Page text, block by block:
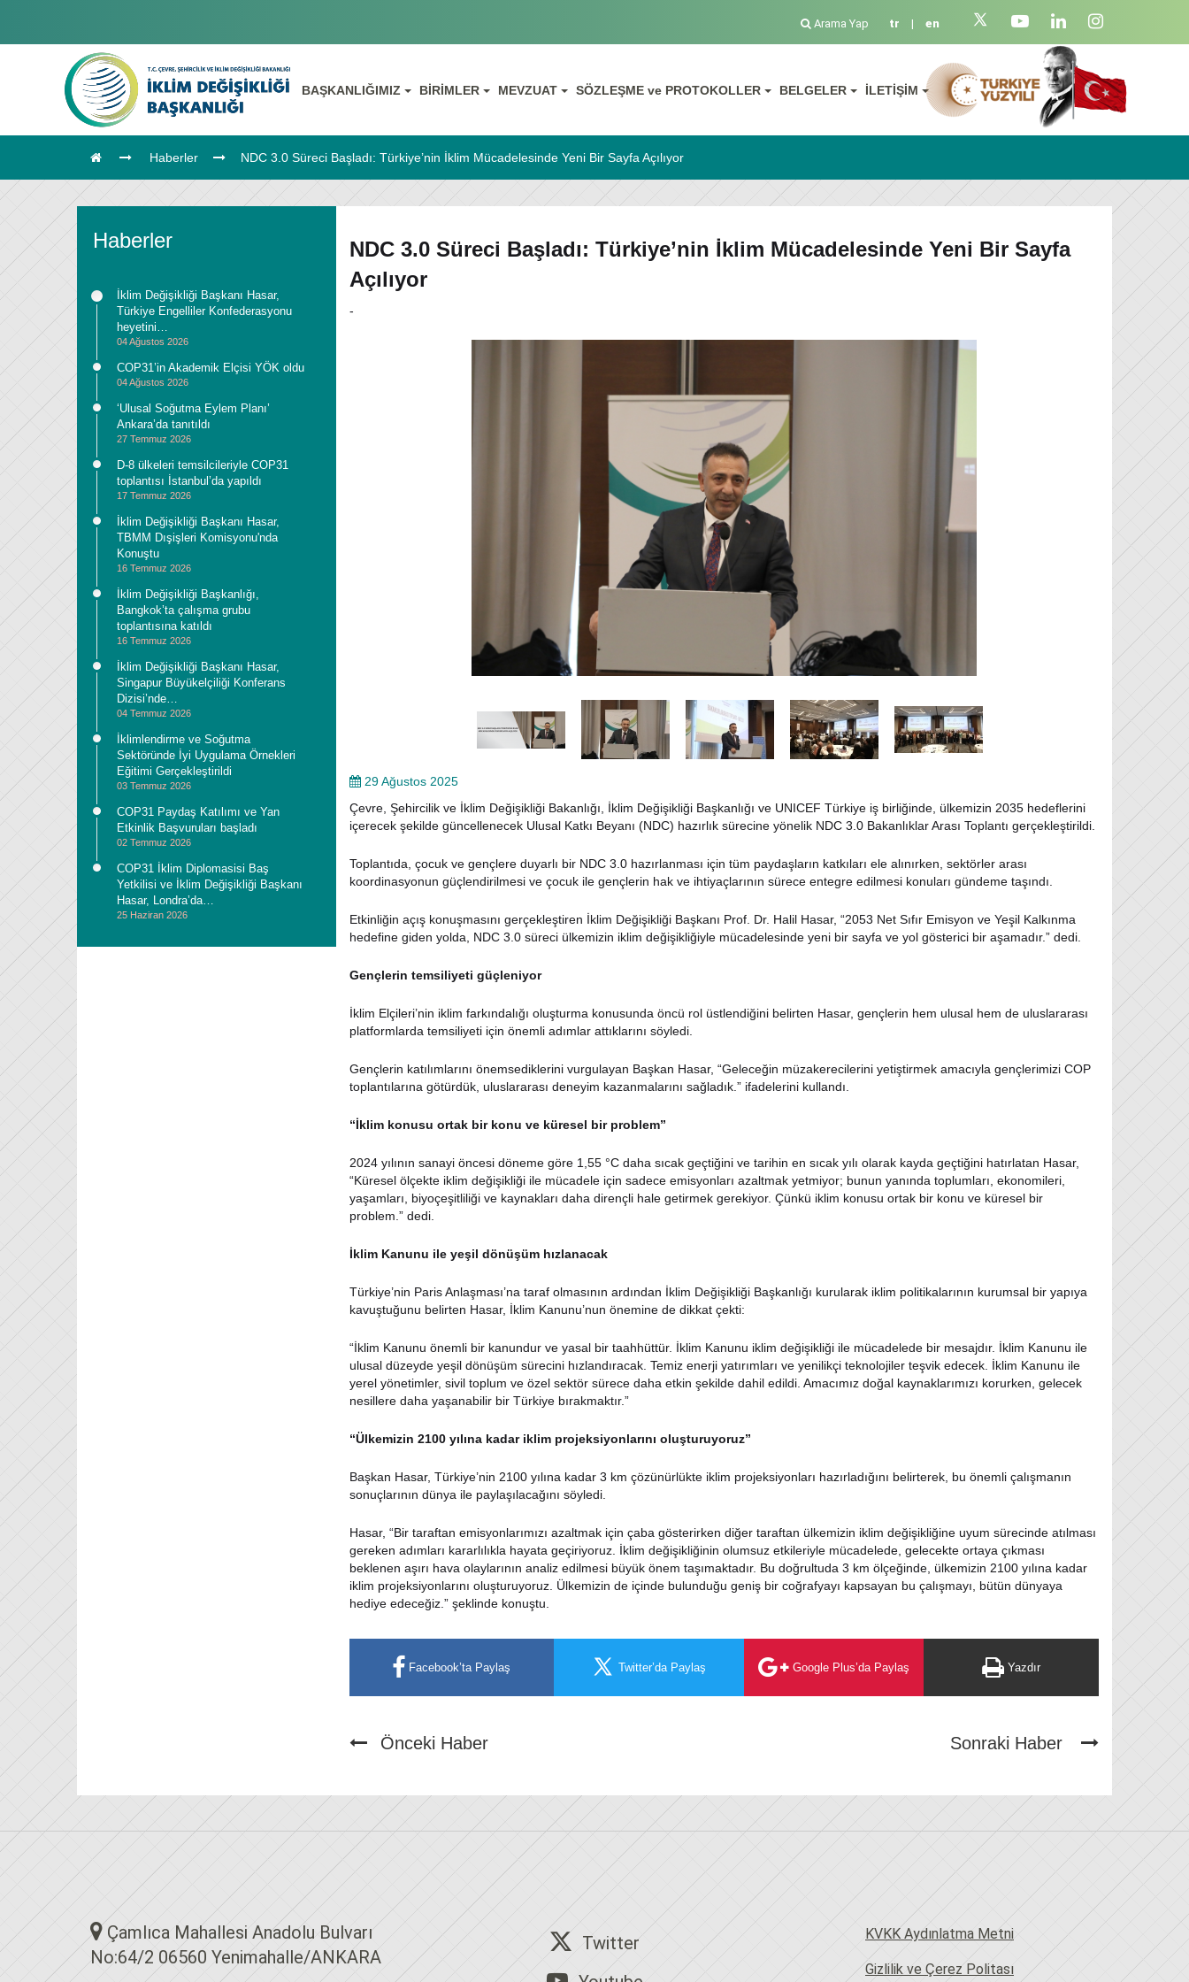
Arama Yap tr | en
BAŞKANLIĞIMIZ BİRİMLER MEVZUAT SÖZLEŞME ve PROTOKOLLER BELGELER İLETİŞİM
Haberler NDC 3.0 Süreci Başladı: Türkiye’nin İklim Mücadelesinde Yeni Bir Sayfa Açılıyor
Haberler
İklim Değişikliği Başkanı Hasar,
Türkiye Engelliler Konfederasyonu
heyetini…
04 Ağustos 2026
COP31’in Akademik Elçisi YÖK oldu
04 Ağustos 2026
‘Ulusal Soğutma Eylem Planı’
Ankara’da tanıtıldı
27 Temmuz 2026
D-8 ülkeleri temsilcileriyle COP31
toplantısı İstanbul’da yapıldı
17 Temmuz 2026
İklim Değişikliği Başkanı Hasar,
TBMM Dışişleri Komisyonu'nda
Konuştu
16 Temmuz 2026
İklim Değişikliği Başkanlığı,
Bangkok’ta çalışma grubu
toplantısına katıldı
16 Temmuz 2026
İklim Değişikliği Başkanı Hasar,
Singapur Büyükelçiliği Konferans
Dizisi’nde…
04 Temmuz 2026
İklimlendirme ve Soğutma
Sektöründe İyi Uygulama Örnekleri
Eğitimi Gerçekleştirildi
03 Temmuz 2026
COP31 Paydaş Katılımı ve Yan
Etkinlik Başvuruları başladı
02 Temmuz 2026
COP31 İklim Diplomasisi Baş
Yetkilisi ve İklim Değişikliği Başkanı
Hasar, Londra’da…
25 Haziran 2026
NDC 3.0 Süreci Başladı: Türkiye’nin İklim Mücadelesinde Yeni Bir Sayfa
Açılıyor
-
29 Ağustos 2025
Çevre, Şehircilik ve İklim Değişikliği Bakanlığı, İklim Değişikliği Başkanlığı ve UNICEF Türkiye iş birliğinde, ülkemizin 2035 hedeflerini
içerecek şekilde güncellenecek Ulusal Katkı Beyanı (NDC) hazırlık sürecine yönelik NDC 3.0 Bakanlıklar Arası Toplantı gerçekleştirildi.
Toplantıda, çocuk ve gençlere duyarlı bir NDC 3.0 hazırlanması için tüm paydaşların katkıları ele alınırken, sektörler arası
koordinasyonun güçlendirilmesi ve çocuk ile gençlerin hak ve ihtiyaçlarının sürece entegre edilmesi konuları gündeme taşındı.
Etkinliğin açış konuşmasını gerçekleştiren İklim Değişikliği Başkanı Prof. Dr. Halil Hasar, “2053 Net Sıfır Emisyon ve Yeşil Kalkınma
hedefine giden yolda, NDC 3.0 süreci ülkemizin iklim değişikliğiyle mücadelesinde yeni bir sayfa ve yol gösterici bir aşamadır.” dedi.
Gençlerin temsiliyeti güçleniyor
İklim Elçileri’nin iklim farkındalığı oluşturma konusunda öncü rol üstlendiğini belirten Hasar, gençlerin hem ulusal hem de uluslararası
platformlarda temsiliyeti için önemli adımlar attıklarını söyledi.
Gençlerin katılımlarını önemsediklerini vurgulayan Başkan Hasar, “Geleceğin müzakerecilerini yetiştirmek amacıyla gençlerimizi COP
toplantılarına götürdük, uluslararası deneyim kazanmalarını sağladık.” ifadelerini kullandı.
“İklim konusu ortak bir konu ve küresel bir problem”
2024 yılının sanayi öncesi döneme göre 1,55 °C daha sıcak geçtiğini ve tarihin en sıcak yılı olarak kayda geçtiğini hatırlatan Hasar,
“Küresel ölçekte iklim değişikliği ile mücadele için sadece emisyonları azaltmak yetmiyor; bunun yanında toplumları, ekonomileri,
yaşamları, biyoçeşitliliği ve kaynakları daha dirençli hale getirmek gerekiyor. Çünkü iklim konusu ortak bir konu ve küresel bir
problem.” dedi.
İklim Kanunu ile yeşil dönüşüm hızlanacak
Türkiye’nin Paris Anlaşması’na taraf olmasının ardından İklim Değişikliği Başkanlığı kurularak iklim politikalarının kurumsal bir yapıya
kavuştuğunu belirten Hasar, İklim Kanunu’nun önemine de dikkat çekti:
“İklim Kanunu önemli bir kanundur ve yasal bir taahhüttür. İklim Kanunu iklim değişikliği ile mücadelede bir mesajdır. İklim Kanunu ile
ulusal düzeyde yeşil dönüşüm sürecini hızlandıracak. Temiz enerji yatırımları ve yenilikçi teknolojiler teşvik edecek. İklim Kanunu ile
yerel yönetimler, sivil toplum ve özel sektör sürece daha etkin şekilde dahil edildi. Amacımız doğal kaynaklarımızı korurken, gelecek
nesillere daha yaşanabilir bir Türkiye bırakmaktır.”
“Ülkemizin 2100 yılına kadar iklim projeksiyonlarını oluşturuyoruz”
Başkan Hasar, Türkiye’nin 2100 yılına kadar 3 km çözünürlükte iklim projeksiyonları hazırladığını belirterek, bu önemli çalışmanın
sonuçlarının dünya ile paylaşılacağını söyledi.
Hasar, “Bir taraftan emisyonlarımızı azaltmak için çaba gösterirken diğer taraftan ülkemizin iklim değişikliğine uyum sürecinde atılması
gereken adımları kararlılıkla hayata geçiriyoruz. İklim değişikliğinin olumsuz etkileriyle mücadelede, gelecekte ortaya çıkması
beklenen aşırı hava olaylarının analiz edilmesi büyük önem taşımaktadır. Bu doğrultuda 3 km ölçeğinde, ülkemizin 2100 yılına kadar
iklim projeksiyonlarını oluşturuyoruz. Ülkemizin de içinde bulunduğu geniş bir coğrafyayı kapsayan bu çalışmayı, bütün dünyaya
hediye edeceğiz.” şeklinde konuştu.
Facebook’ta Paylaş Twitter’da Paylaş Google Plus’da Paylaş Yazdır
Önceki Haber Sonraki Haber
Çamlıca Mahallesi Anadolu Bulvarı
No:64/2 06560 Yenimahalle/ANKARA
Twitter
KVKK Aydınlatma Metni
Gizlilik ve Çerez Politası